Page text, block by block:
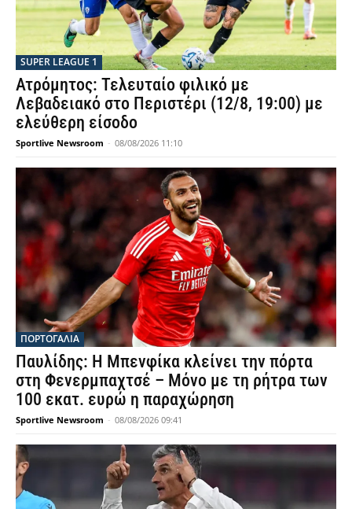
SUPER LEAGUE 1
Ατρόμητος: Τελευταίο φιλικό με
Λεβαδειακό στο Περιστέρι (12/8, 19:00) με
ελεύθερη είσοδο
Sportlive Newsroom - 08/08/2026 11:10
ΠΟΡΤΟΓΑΛΙΑ
Παυλίδης: Η Μπενφίκα κλείνει την πόρτα
στη Φενερμπαχτσέ – Μόνο με τη ρήτρα των
100 εκατ. ευρώ η παραχώρηση
Sportlive Newsroom - 08/08/2026 09:41